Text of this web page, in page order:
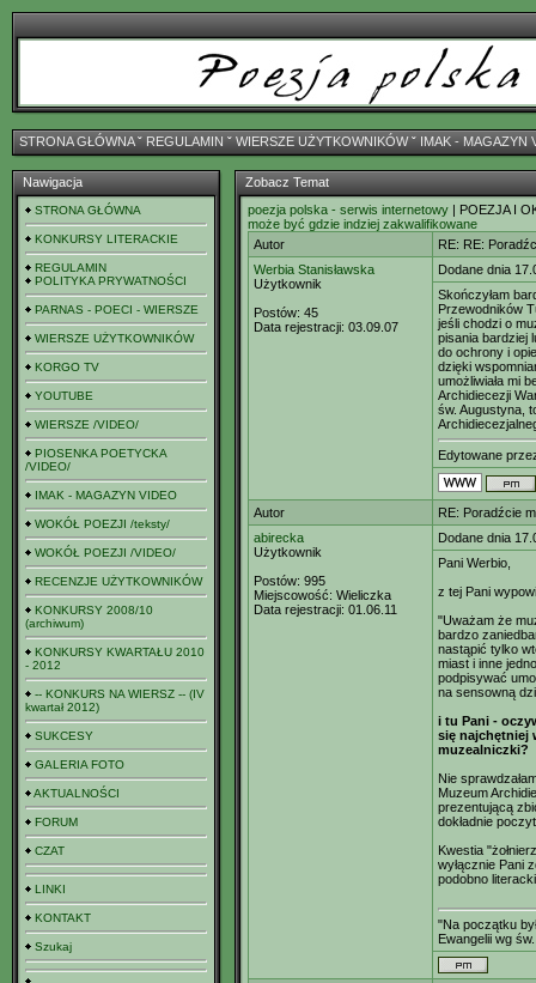
STRONA GŁÓWNAˇ REGULAMIN ˇ WIERSZE UŻYTKOWNIKÓWˇ IMAK - MAGAZYN
Nawigacja
STRONA GŁÓWNA
KONKURSY LITERACKIE
REGULAMIN
POLITYKA PRYWATNOŚCI
PARNAS - POECI - WIERSZE
WIERSZE UŻYTKOWNIKÓW
KORGO TV
YOUTUBE
WIERSZE /VIDEO/
PIOSENKA POETYCKA
/VIDEO/
IMAK - MAGAZYN VIDEO
WOKÓŁ POEZJI /teksty/
WOKÓŁ POEZJI /VIDEO/
RECENZJE UŻYTKOWNIKÓW
KONKURSY 2008/10
(archiwum)
KONKURSY KWARTAŁU 2010
- 2012
-- KONKURS NA WIERSZ -- (IV
kwartał 2012)
SUKCESY
GALERIA FOTO
AKTUALNOŚCI
FORUM
CZAT
LINKI
KONTAKT
Szukaj
Zobacz Temat
poezja polska - serwis internetowy | POEZJA I
może być gdzie indziej zakwalifikowane
Autor
RE: RE:
Werbia Stanisławska
Użytkownik
Postów: 45
Data rejestracji: 03.09.07
Dodane dnia
Skończyłam
Przewodników
jeśli chodzi o
pisania bardziej
do ochrony i
dzięki
umożliwiała mi
Archidiecezji
św. Augustyna,
Edytowane
Autor
RE: Poradźcie
abirecka
Użytkownik
Postów: 995
Miejscowość: Wieliczka
Data rejestracji: 01.06.11
Dodane dnia
Pani Werbio,
z tej Pani
"Uważam że
bardzo
nastąpić tylko
miast i inne
podpisywać
na sensowną
i tu Pani -
się najchętniej
muzealniczki?
Nie
Muzeum
prezentującą
dokładnie
Kwestia
wyłącznie Pani
podobno
"Na początku
Ewangelii wg